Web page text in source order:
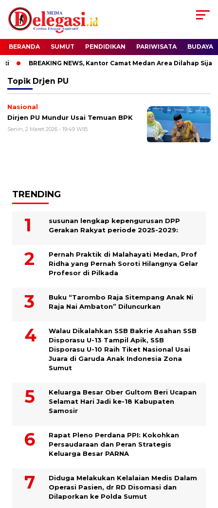
BERANDA SUMUT PENDIDIKAN PARIWISATA BUDAYA
BREAKING NEWS, Kantor Camat Medan Area Dilahap Sijago
Topik Drjen PU
Nasional
Dirjen PU Mundur Usai Temuan BPK
Senin, 2 Maret 2026 - 19:49 WIB
TRENDING
susunan lengkap kepengurusan DPP
Gerakan Rakyat periode 2025-2029:
Pernah Praktik di Malahayati Medan, Prof
Ridha yang Pernah Soroti Hilangnya Gelar
Profesor di Pilkada
Buku “Tarombo Raja Sitempang Anak Ni
Raja Nai Ambaton” Diluncurkan
Walau Dikalahkan SSB Bakrie Asahan SSB
Disporasu U-13 Tampil Apik, SSB
Disporasu U-10 Raih Tiket Nasional Usai
Juara di Garuda Anak Indonesia Zona
Sumut
Keluarga Besar Ober Gultom Beri Ucapan
Selamat Hari Jadi ke-18 Kabupaten
Samosir
Rapat Pleno Perdana PPI: Kokohkan
Persaudaraan dan Peran Strategis
Keluarga Besar PARNA
Diduga Melakukan Kelalaian Medis Dalam
Operasi Pasien, dr RD Disomasi dan
Dilaporkan ke Polda Sumut